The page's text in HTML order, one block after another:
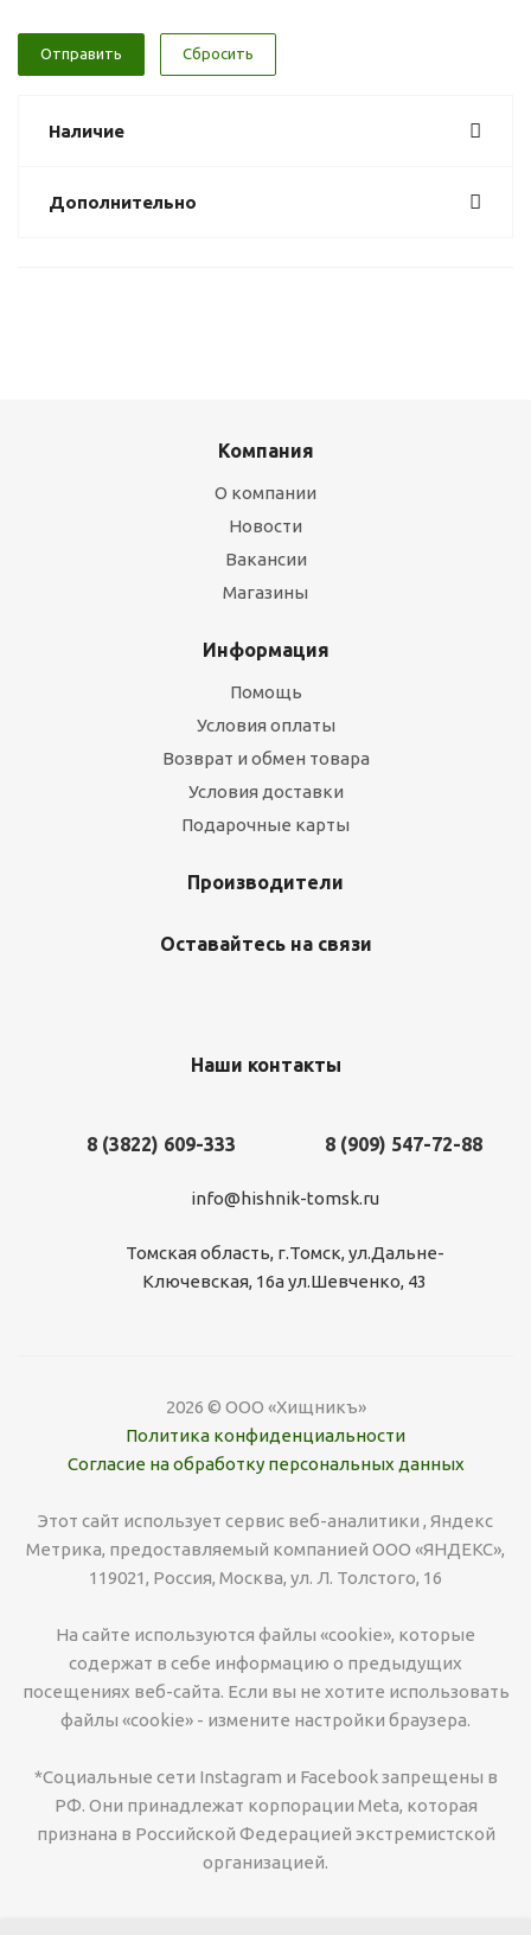
Сбросить
Наличие
Дополнительно
Компания
О компании
Новости
Вакансии
Магазины
Информация
Помощь
Условия оплаты
Возврат и обмен товара
Условия доставки
Подарочные карты
Производители
Оставайтесь на связи
Наши контакты
8 (3822) 609-333 8 (909) 547-72-88
info@hishnik-tomsk.ru
Томская область, г.Томск, ул.Дальне-
Ключевская, 16а ул.Шевченко, 43
2026 © ООО «Хищникъ»
Политика конфиденциальности
Согласие на обработку персональных данных
Этот сайт использует сервис веб-аналитики , Яндекс
Метрика, предоставляемый компанией ООО «ЯНДЕКС»,
119021, Россия, Москва, ул. Л. Толстого, 16
На сайте используются файлы «cookie», которые
содержат в себе информацию о предыдущих
посещениях веб-сайта. Если вы не хотите использовать
файлы «cookie» - измените настройки браузера.
*Социальные сети Instagram и Facebook запрещены в
РФ. Они принадлежат корпорации Meta, которая
признана в Российской Федерацией экстремистской
организацией.